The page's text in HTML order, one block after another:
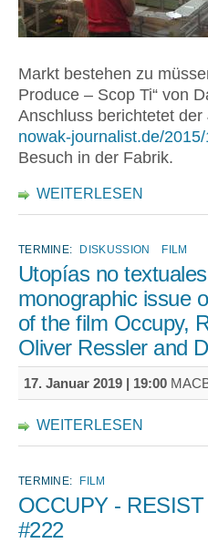
Markt bestehen zu
Produce – Scop Ti“ von
Anschluss berichtetet
nowak-journalist.de/
Besuch in der Fabrik.
WEITERLESEN
TERMINE: DISKUSSION FILM
Utopías no
monographic issue
of the film Occupy,
Oliver Ressler and
17. Januar 2019 | 19:00
WEITERLESEN
TERMINE: FILM
OCCUPY -
#222